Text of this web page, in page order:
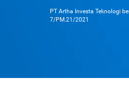
PT Artha Investa Teknologi
7/PM.21/2021